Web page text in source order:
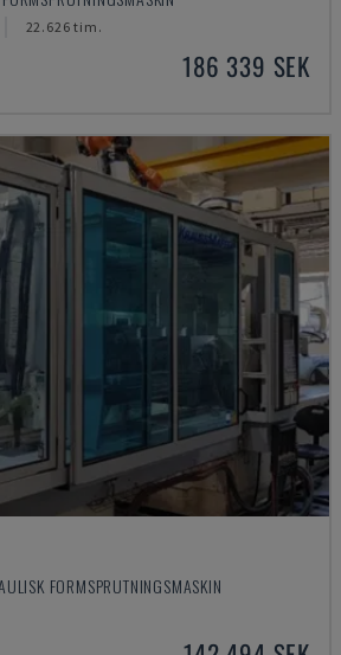
22.626 tim.
186 339 SEK
FORMSPRUTNINGSMASKIN